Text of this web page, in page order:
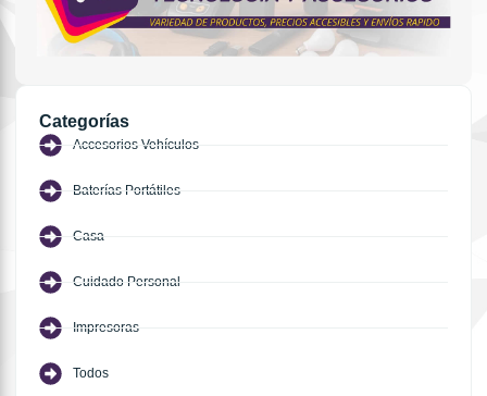
Categorías
Accesorios Vehículos
Baterías Portátiles
Casa
Cuidado Personal
Impresoras
Todos